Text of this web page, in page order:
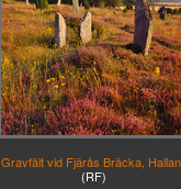
Gravfält vid Fjärås Bräcka,
(RF)